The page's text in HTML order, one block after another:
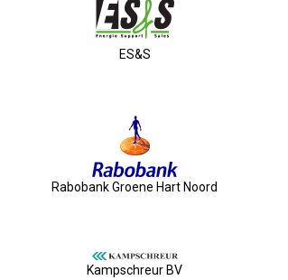
ES&S
Rabobank Groene Hart Noord
Kampschreur BV